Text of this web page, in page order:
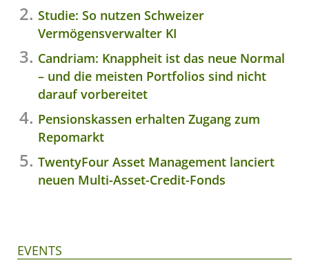
Studie: So nutzen Schweizer
Vermögensverwalter KI
Candriam: Knappheit ist das neue Normal
– und die meisten Portfolios sind nicht
darauf vorbereitet
Pensionskassen erhalten Zugang zum
Repomarkt
TwentyFour Asset Management lanciert
neuen Multi-Asset-Credit-Fonds
EVENTS